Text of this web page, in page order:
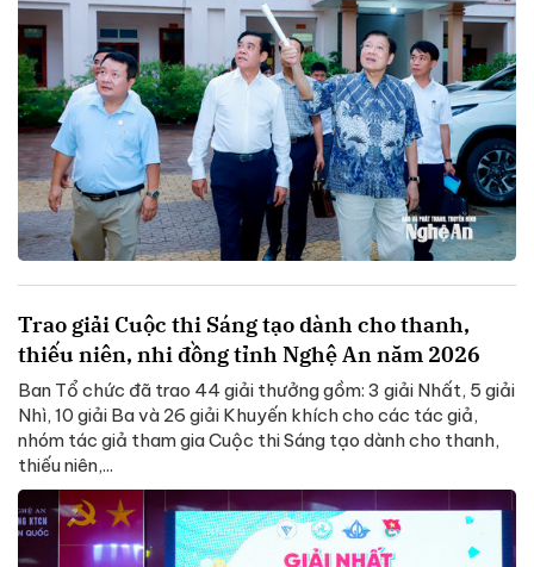
Trao giải Cuộc thi Sáng tạo dành cho thanh,
thiếu niên, nhi đồng tỉnh Nghệ An năm 2026
Ban Tổ chức đã trao 44 giải thưởng gồm: 3 giải Nhất, 5 giải
Nhì, 10 giải Ba và 26 giải Khuyến khích cho các tác giả,
nhóm tác giả tham gia Cuộc thi Sáng tạo dành cho thanh,
thiếu niên,...